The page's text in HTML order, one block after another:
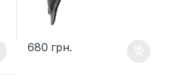
680 грн.